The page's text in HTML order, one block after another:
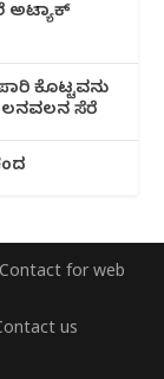
ಅಟ್ಯಾಕ್
ಕೊಟ್ಟವನು
ಸೆರೆ
for web
us